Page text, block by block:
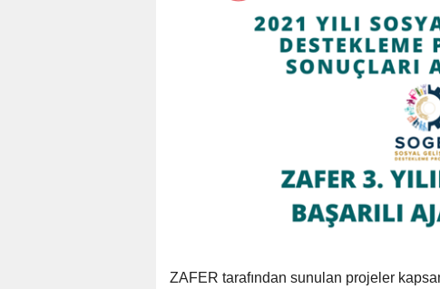
ZAFER tarafından sunulan projeler